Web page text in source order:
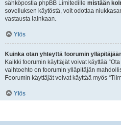
sähköpostia phpBB Limitedille mistään
sovelluksen käytöstä, voit odottaa
vastausta lainkaan.
Ylös
Kuinka otan yhteyttä foorumin
Kaikki foorumin käyttäjät voivat käyttää
vaihtoehto on foorumin ylläpitäjän
Foorumin käyttäjät voivat käyttää myös
Ylös